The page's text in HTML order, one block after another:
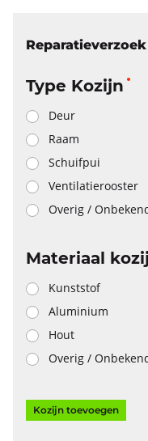
Reparatieverzoek
Type Kozijn
Deur
Raam
Schuifpui
Ventilatierooster
Overig /
Materiaal
Kunststof
Aluminium
Hout
Overig /
Kozijn toevoegen